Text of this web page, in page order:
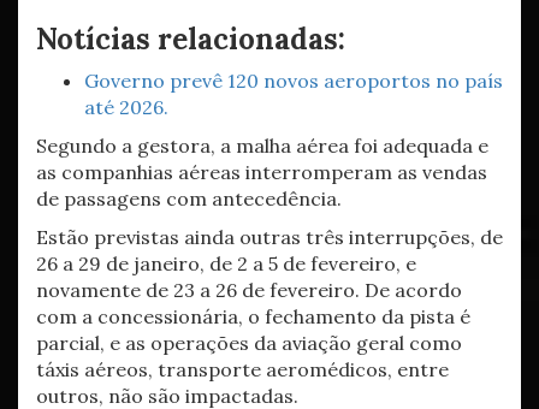
Notícias relacionadas:
Governo prevê 120 novos aeroportos no país
até 2026.
Segundo a gestora, a malha aérea foi adequada e
as companhias aéreas interromperam as vendas
de passagens com antecedência.
Estão previstas ainda outras três interrupções, de
26 a 29 de janeiro, de 2 a 5 de fevereiro, e
novamente de 23 a 26 de fevereiro. De acordo
com a concessionária, o fechamento da pista é
parcial, e as operações da aviação geral como
táxis aéreos, transporte aeromédicos, entre
outros, não são impactadas.